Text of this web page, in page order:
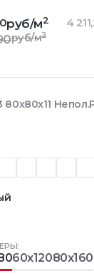
60x12080x160
руб/м2
руб/м2
4
80x80x11